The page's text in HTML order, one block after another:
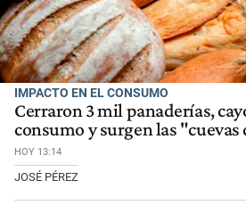
IMPACTO EN EL CONSUMO
Cerraron 3 mil panaderías,
consumo y surgen las "cuevas
HOY 13:14
JOSÉ PÉREZ